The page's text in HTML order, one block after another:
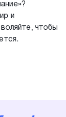
и
чтобы